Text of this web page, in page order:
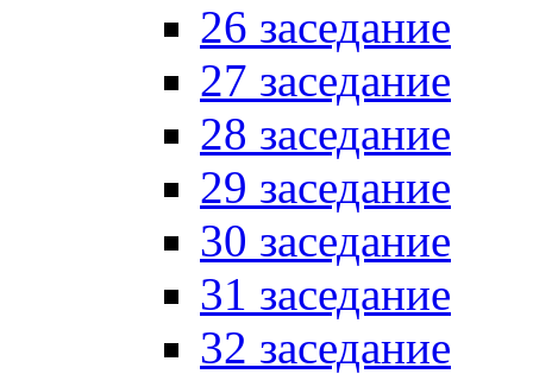
26 заседание
27 заседание
28 заседание
29 заседание
30 заседание
31 заседание
32 заседание